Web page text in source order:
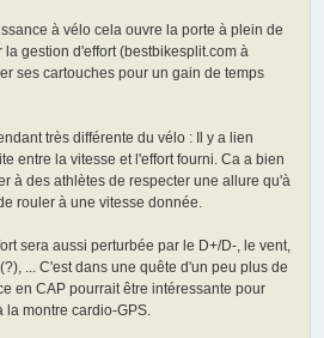
à vélo cela ouvre la porte à plein de
gestion d'effort (bestbikesplit.com à
ses cartouches pour un gain de temps
très différente du vélo : Il y a lien
entre la vitesse et l'effort fourni. Ca a bien
à des athlètes de respecter une allure qu'à
rouler à une vitesse donnée.
sera aussi perturbée par le D+/D-, le vent,
... C'est dans une quête d'un peu plus de
en CAP pourrait être intéressante pour
la montre cardio-GPS.